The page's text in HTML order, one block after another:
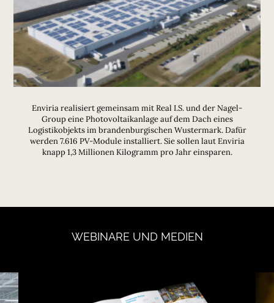
Enviria realisiert gemeinsam mit Real I.S. und der Nagel-
Group eine Photovoltaikanlage auf dem Dach eines
Logistikobjekts im brandenburgischen Wustermark. Dafür
werden 7.616 PV-Module installiert. Sie sollen laut Enviria
knapp 1,3 Millionen Kilogramm pro Jahr einsparen.
WEBINARE UND MEDIEN